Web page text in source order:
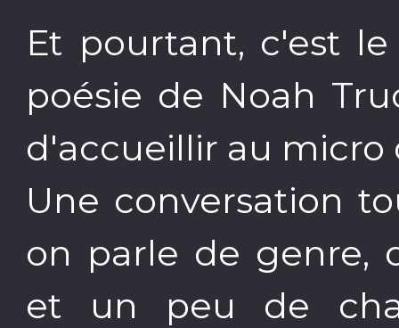
Et pourtant, c'est
poésie de Noah
d'accueillir au micro
Une conversation
on parle de genre,
et un peu de